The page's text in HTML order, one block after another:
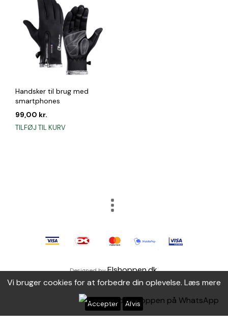
Handsker til brug med
smartphones
99,00 kr.
TILFØJ TIL KURV
Designed byElshoppen.dk.
Vi bruger cookies for at forbedre din oplevelse. Læs mere
Accepter Afvis